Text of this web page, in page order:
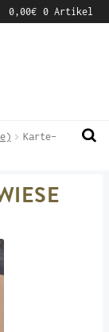
0,00€ 0 Artikel
Karte-